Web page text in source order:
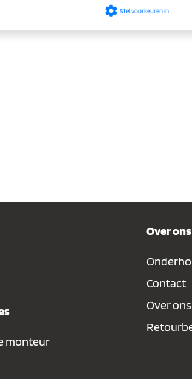
monteur
Over ons
Contact
Over ons
settings Stel voorkeuren in